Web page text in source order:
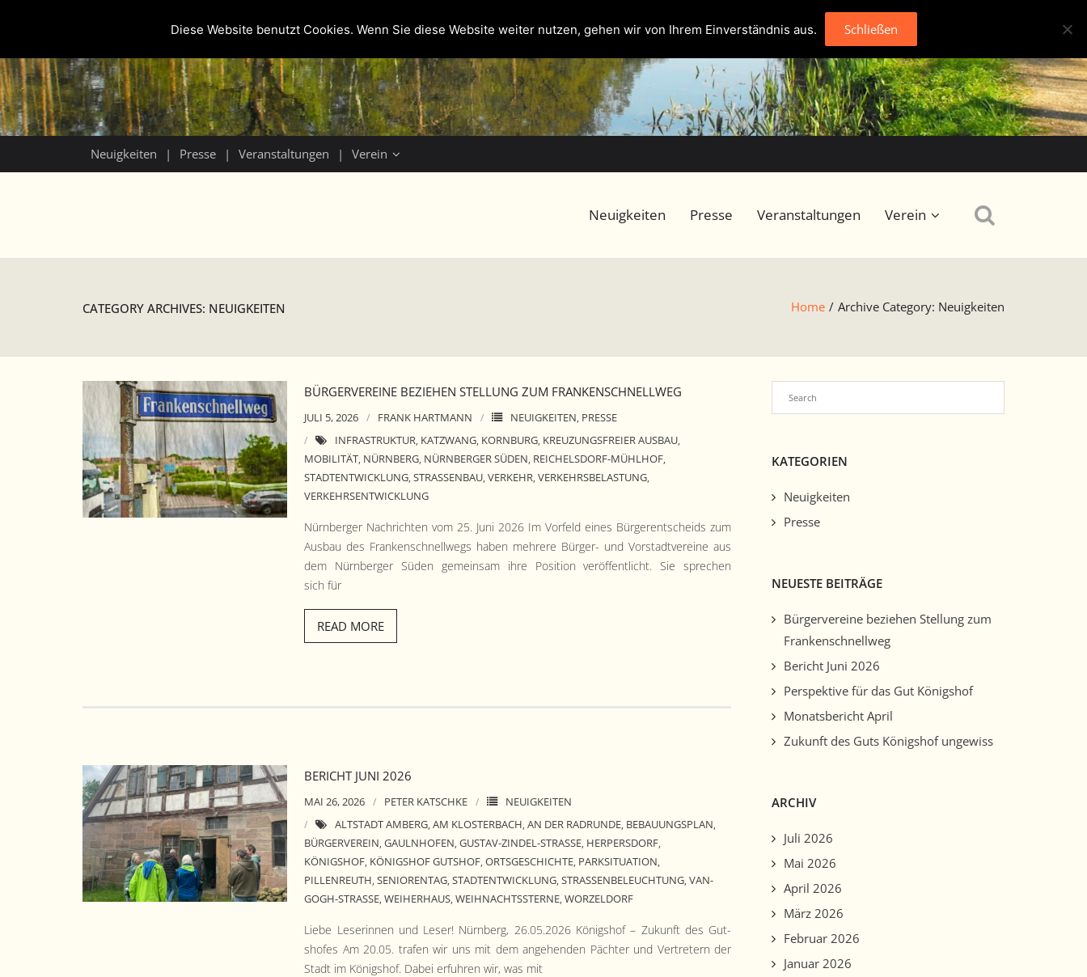
Neuigkeiten Presse Veranstaltungen Verein
Neuigkeiten Presse Veranstaltungen Verein
CATEGORY ARCHIVES: NEUIGKEITEN Home / Archive Category: Neuigkeiten
BÜRGERVEREINE BEZIEHEN STELLUNG ZUM FRANKENSCHNELLWEG
JULI 5, 2026 FRANK HARTMANN NEUIGKEITEN, PRESSE
INFRASTRUKTUR, KATZWANG, KORNBURG, KREUZUNGSFREIER AUSBAU,
MOBILITÄT, NÜRNBERG, NÜRNBERGER SÜDEN, REICHELSDORF-MÜHLHOF,
STADTENTWICKLUNG,STRASSENBAU ,VERKEHR,VERKEHRSBELASTUNG,
VERKEHRSENTWICKLUNG
Nürn­berg­er Nachricht­en vom 25. Juni 2026 Im Vor­feld eines Bürg­er­entschei­ds zum
Aus­bau des Franken­schnell­wegs haben mehrere Bürg­er- und Vorstadtvere­ine aus
dem Nürn­berg­er Süden gemein­sam ihre Posi­tion veröf­fentlicht. Sie sprechen
sich für
READ MORE
BERICHT JUNI 2026
MAI 26, 2026 PETER KATSCHKE
NEUIGKEITEN
ALTSTADT AMBERG,AM KLOSTERBACH,AN DER RADRUNDE, BEBAUUNGSPLAN,
BÜRGERVEREIN,GAULNHOFEN,GUSTAV-ZINDEL-STRASSE , HERPERSDORF,
KÖNIGSHOF, KÖNIGSHOF GUTSHOF,ORTSGESCHICHTE, PARKSITUATION,
PILLENREUTH,SENIORENTAG,STADTENTWICKLUNG,STRASSENBELEUCHTUNG ,VAN-
GOGH-STRASSE ,WEIHERHAUS,WEIHNACHTSSTERNE,WORZELDORF
Liebe Leserin­nen und Leser! Nürn­berg, 26.05.2026 Königshof – Zukun­ft des Gut­
shofes Am 20.05. trafen wir uns mit dem ange­hen­den Pächter und Vertretern der
Stadt im Königshof. Dabei erfuhren wir, was mit
KATEGORIEN
Neuigkeiten
Presse
NEUESTE BEITRÄGE
Bürgervereine beziehen Stellung zum
Frankenschnellweg
Bericht Juni 2026
Perspektive für das Gut Königshof
Monatsbericht April
Zukunft des Guts Königshof ungewiss
ARCHIV
Juli 2026
Mai 2026
April 2026
März 2026
Februar 2026
Januar 2026
Diese Website benutzt Cookies. Wenn Sie diese Website weiter nutzen, gehen wir von Ihrem Einverständnis aus. Schließen